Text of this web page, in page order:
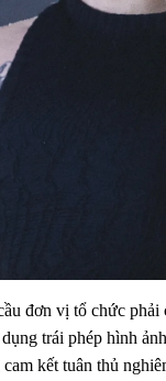
đơn vị tổ chức
trái phép hình
kết tuân thủ